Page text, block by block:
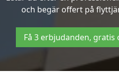
och begär offert på
Få 3 erbjudanden,